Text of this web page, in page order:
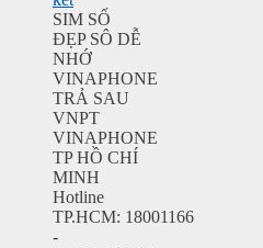
SIM SỐ
ĐẸP SÔ DỄ
NHỚ
VINAPHONE
TRẢ SAU
VNPT
VINAPHONE
TP HỒ CHÍ
MINH
Hotline
TP.HCM: 18001166
-